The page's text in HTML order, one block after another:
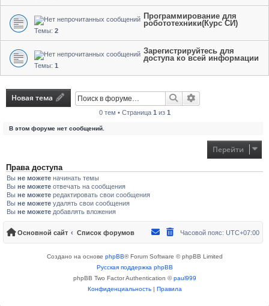
Программирование для
робототехники(Курс СИ)
Темы: 2
Зарегистрируйтесь для
доступа ко всей информации
Темы: 1
Новая тема Поиск
0 тем • Страница 1 из 1
В этом форуме нет сообщений.
Перейти
Права доступа
Вы не можете начинать темы
Вы не можете отвечать на сообщения
Вы не можете редактировать свои сообщения
Вы не можете удалять свои сообщения
Вы не можете добавлять вложения
Основной сайт Список форумов Часовой пояс: UTC+07:00
Создано на основе phpBB® Forum Software © phpBB Limited
Русская поддержка phpBB
phpBB Two Factor Authentication ©paul999
Конфиденциальность| Правила